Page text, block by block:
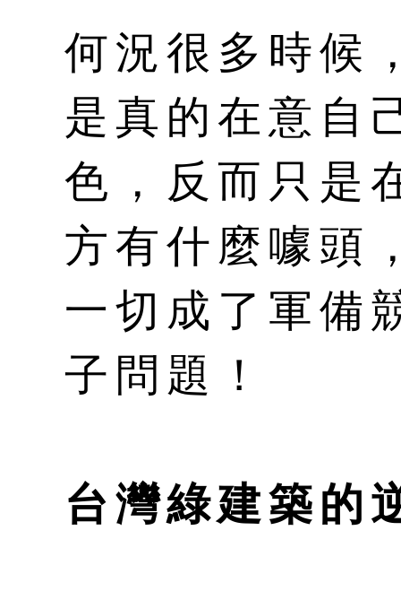
何況很多時候
是真的在意自
色，反而只是
方有什麼噱頭
一切成了軍備
子問題！
台灣綠建築的